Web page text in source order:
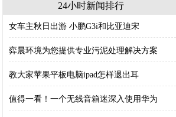
24小时新闻排行
女车主秋日出游 小鹏G3i和比亚迪宋
弈晨环境为您提供专业污泥处理解决方案
教大家苹果平板电脑ipad怎样退出耳
值得一看！一个无线音箱迷深入使用华为